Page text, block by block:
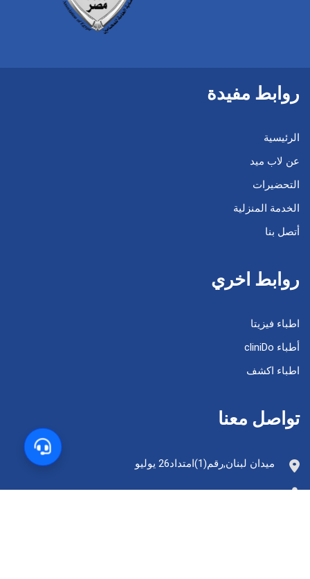
روابط مفيدة
الرئيسية
عن لاب ميد
التحضيرات
الخدمة المنزلية
أتصل بنا
روابط اخري
اطباء فيزيتا
أطباء cliniDo
اطباء اكشف
تواصل معنا
ميدان لبنان,رقم(1)امتداد26 يوليو